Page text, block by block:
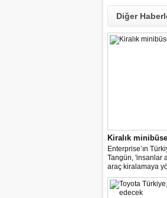
Diğer
Kiralık
Enterprise’ın
Tangün, 'insanlar
araç kiralamaya
noktada, bavul
minibüs ve SUV
kiralamada geçen